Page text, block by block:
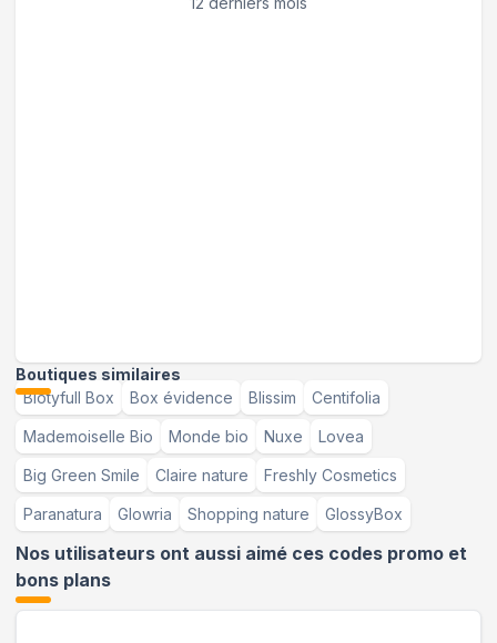
Boutiques similaires
Biotyfull Box
Box évidence Blissim Centifolia
Mademoiselle Bio Monde bio Nuxe Lovea
Big Green Smile Claire nature Freshly Cosmetics
Paranatura Glowria Shopping nature GlossyBox
Nos utilisateurs ont aussi aimé ces codes promo et
bons plans